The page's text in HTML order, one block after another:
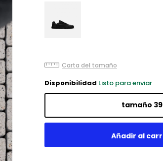
Carta del tamaño
Disponibilidad Listo para enviar
tamaño 39